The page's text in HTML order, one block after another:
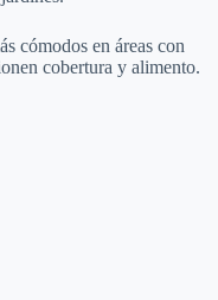
cómodos en áreas con
cobertura y alimento.